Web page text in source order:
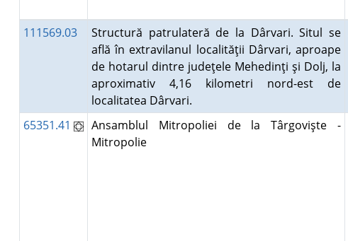
111569.03
Structură patrulateră de la Dârvari. Situl se
află în extravilanul localităţii Dârvari, aproape
de hotarul dintre judeţele Mehedinţi şi Dolj, la
aproximativ 4,16 kilometri nord-est de
localitatea Dârvari.
65351.41
Ansamblul Mitropoliei de la Târgovişte -
Mitropolie